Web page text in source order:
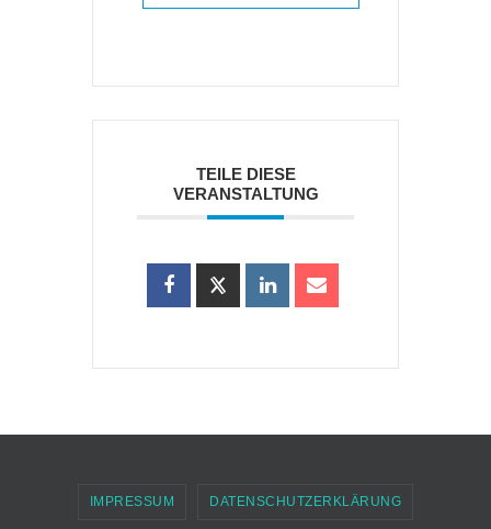
TEILE DIESE
VERANSTALTUNG
IMPRESSUM DATENSCHUTZERKLÄRUNG